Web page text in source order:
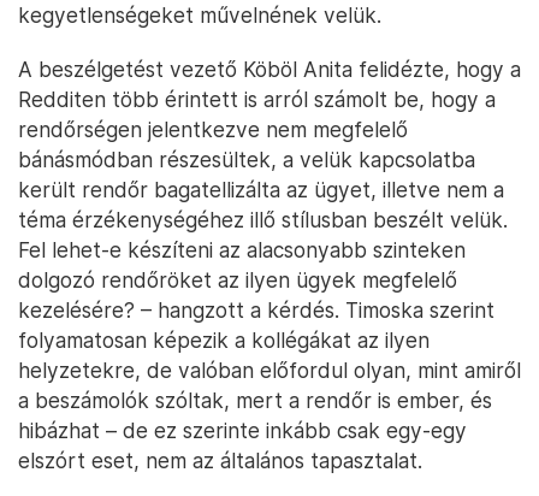
kegyetlenségeket művelnének velük.
A beszélgetést vezető Köböl Anita felidézte, hogy a
Redditen több érintett is arról számolt be, hogy a
rendőrségen jelentkezve nem megfelelő
bánásmódban részesültek, a velük kapcsolatba
került rendőr bagatellizálta az ügyet, illetve nem a
téma érzékenységéhez illő stílusban beszélt velük.
Fel lehet-e készíteni az alacsonyabb szinteken
dolgozó rendőröket az ilyen ügyek megfelelő
kezelésére? – hangzott a kérdés. Timoska szerint
folyamatosan képezik a kollégákat az ilyen
helyzetekre, de valóban előfordul olyan, mint amiről
a beszámolók szóltak, mert a rendőr is ember, és
hibázhat – de ez szerinte inkább csak egy-egy
elszórt eset, nem az általános tapasztalat.